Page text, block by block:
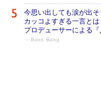
今思い出しても涙が出
カッコよすぎる一言と
プロデューサーによる
Book Bang